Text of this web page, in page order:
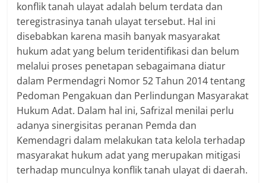
konflik tanah ulayat adalah belum terdata dan
teregistrasinya tanah ulayat tersebut. Hal ini
disebabkan karena masih banyak masyarakat
hukum adat yang belum teridentifikasi dan belum
melalui proses penetapan sebagaimana diatur
dalam Permendagri Nomor 52 Tahun 2014 tentang
Pedoman Pengakuan dan Perlindungan Masyarakat
Hukum Adat. Dalam hal ini, Safrizal menilai perlu
adanya sinergisitas peranan Pemda dan
Kemendagri dalam melakukan tata kelola terhadap
masyarakat hukum adat yang merupakan mitigasi
terhadap munculnya konflik tanah ulayat di daerah.